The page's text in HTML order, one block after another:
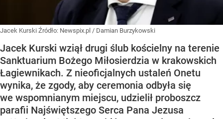
Jacek Kurski Źródło: Newspix.pl / Damian Burzykowski
Jacek Kurski wziął drugi ślub kościelny na terenie
Sanktuarium Bożego Miłosierdzia w krakowskich
Łagiewnikach. Z nieoficjalnych ustaleń Onetu
wynika, że zgody, aby ceremonia odbyła się
we wspomnianym miejscu, udzielił proboszcz
parafii Najświętszego Serca Pana Jezusa